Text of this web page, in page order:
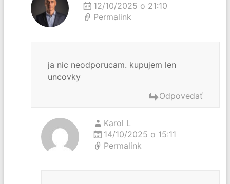
12/10/2025 o 21:10
Permalink
ja nic neodporucam. kupujem len
uncovky
Odpovedať
Karol L
14/10/2025 o 15:11
Permalink